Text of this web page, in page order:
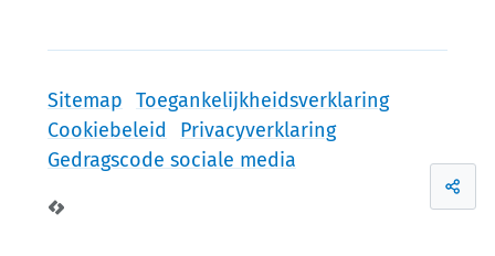
Sitemap Toegankelijkheidsverklaring
Cookiebeleid
Privacyverklaring
Gedragscode sociale media
LCP nv 2026 ©